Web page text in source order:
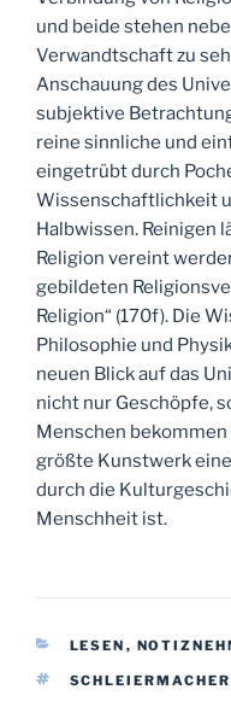
und beide stehen
Verwandtschaft zu
Anschauung des
subjektive
reine sinnliche und
eingetrübt durch
Wissenschaftlichkeit
Halbwissen. Reinigen
Religion vereint
gebildeten
Religion“ (170f). Die
Philosophie und
neuen Blick auf das
nicht nur Geschöpfe,
Menschen bekommen
größte Kunstwerk
durch die
Menschheit ist.
KATEGORIEN
LESEN ,
SCHLAGWÖRTER
SCHLEIERMACHER